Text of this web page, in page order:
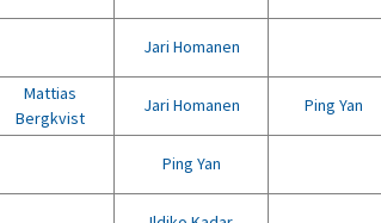
Jari Homanen
Mattias
Bergkvist
Jari Homanen Ping Yan
Ping Yan